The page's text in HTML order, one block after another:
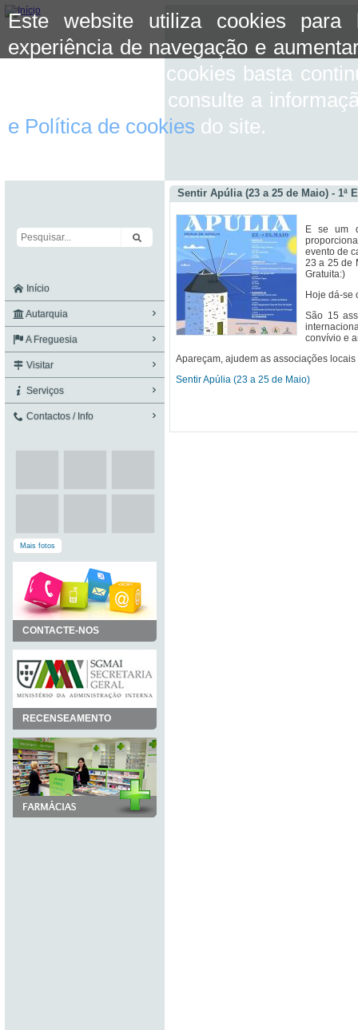
Este website utiliza cookies para
experiência de navegação e
aceitar o uso de cookies basta
mais informação consulte a
e Política de cookies do site.
Início
Autarquia
A Freguesia
Visitar
Serviços
Contactos / Info
Mais fotos
CONTACTE-NOS
RECENSEAMENTO
Sentir Apúlia (23 a 25 de Maio) - 1ª
E se um
evento de
23 a 25 de
Gratuita:)
Hoje dá-se
São 15
convívio e
Apareçam, ajudem as associações
Sentir Apúlia (23 a 25 de Maio)